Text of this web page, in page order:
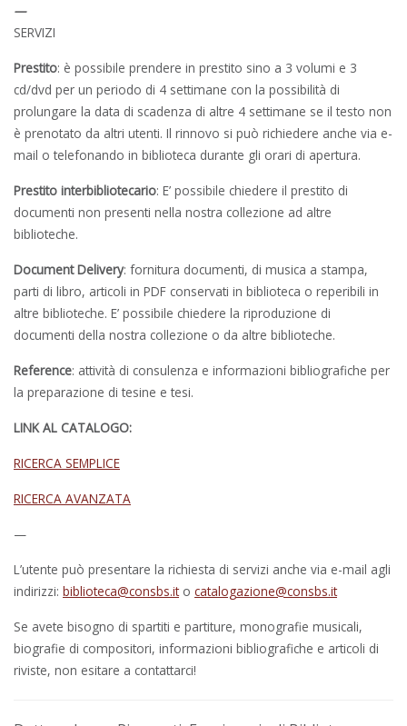
—
SERVIZI
Prestito: è possibile prendere in prestito sino a 3 volumi e 3
cd/dvd per un periodo di 4 settimane con la possibilità di
prolungare la data di scadenza di altre 4 settimane se il testo non
è prenotato da altri utenti. Il rinnovo si può richiedere anche via e-
mail o telefonando in biblioteca durante gli orari di apertura.
Prestito interbibliotecario: E’ possibile chiedere il prestito di
documenti non presenti nella nostra collezione ad altre
biblioteche.
Document Delivery: fornitura documenti, di musica a stampa,
parti di libro, articoli in PDF conservati in biblioteca o reperibili in
altre biblioteche. E’ possibile chiedere la riproduzione di
documenti della nostra collezione o da altre biblioteche.
Reference: attività di consulenza e informazioni bibliografiche per
la preparazione di tesine e tesi.
LINK AL CATALOGO:
RICERCA SEMPLICE
RICERCA AVANZATA
—
L’utente può presentare la richiesta di servizi anche via e-mail agli
indirizzi: biblioteca@consbs.ito catalogazione@consbs.it
Se avete bisogno di spartiti e partiture, monografie musicali,
biografie di compositori, informazioni bibliografiche e articoli di
riviste, non esitare a contattarci!